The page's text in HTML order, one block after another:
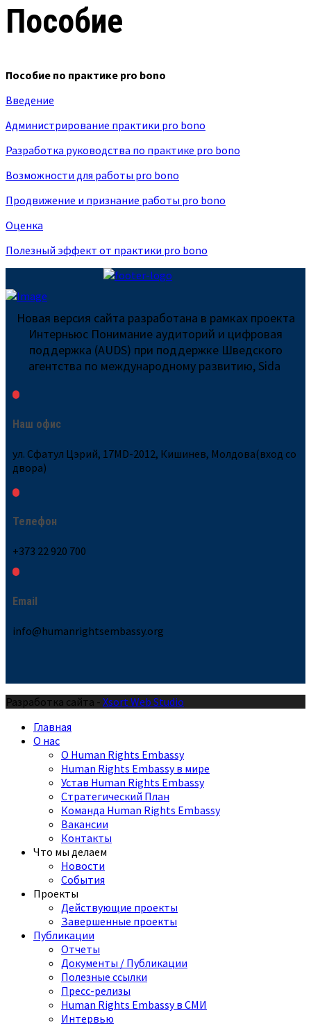
Пособие
Пособие по практике pro bono
Введение
Администрирование практики pro bono
Разработка руководства по практике pro bono
Возможности для работы pro bono
Продвижение и признание работы pro bono
Оценка
Полезный эффект от практики pro bono
Новая версия сайта разработана в рамках проекта
Интерньюс Понимание аудиторий и цифровая
поддержка (AUDS) при поддержке Шведского
агентства по международному развитию, Sida
Наш офис
ул. Сфатул Цэрий, 17MD-2012, Кишинев, Молдова(вход со
двора)
Телефон
+373 22 920 700
Email
info@humanrightsembassy.org
Разработка сайта - Xsort Web Studio
Главная
О нас
О Human Rights Embassy
Human Rights Embassy в мире
Устав Human Rights Embassy
Стратегический План
Команда Human Rights Embassy
Вакансии
Контакты
Что мы делаем
Новости
События
Проекты
Действующие проекты
Завершенные проекты
Публикации
Отчеты
Документы / Публикации
Полезные ссылки
Пресс-релизы
Human Rights Embassy в СМИ
Интервью